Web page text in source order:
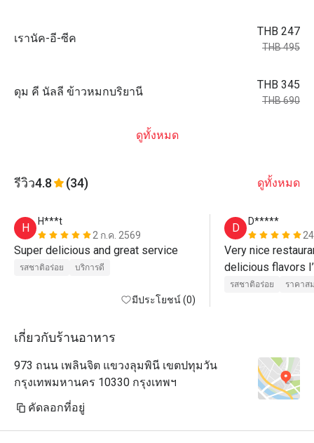
เรานัค-อี-ซีค
THB 247
THB 495
ดุม คี นัลลี ข้าวหมกบริยานี
THB 345
THB 690
ดูทั้งหมด
รีวิว4.8 (34) ดูทั้งหมด
H
H***t
2 ก.ค. 2569
Super delicious and great service
รสชาติอร่อย บริการดี
มีประโยชน์ (0)
D
D*****
Very nice
delicious flavors
we all loved it
รสชาติอร่อย ราคาส
เกี่ยวกับร้านอาหาร
973 ถนน เพลินจิต แขวงลุมพินี เขตปทุมวัน
กรุงเทพมหานคร 10330 กรุงเทพฯ
คัดลอกที่อยู่